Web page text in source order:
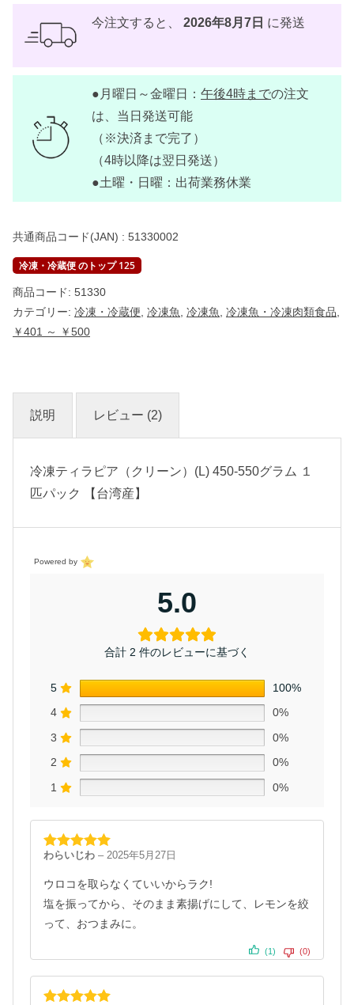
今注文すると、 2026年8月7日 に発送
●月曜日～金曜日： 午後4時までの注文
は、当日発送可能
（※決済まで完了）
（4時以降は翌日発送）
●土曜・日曜：出荷業務休業
共通商品コード(JAN) : 51330002
冷凍・冷蔵便 のトップ 125
商品コード: 51330
カテゴリー: 冷凍・冷蔵便 冷凍魚 冷凍魚 冷凍魚・冷凍肉類食品
￥401 ～ ￥500
説明 レビュー (2)
冷凍ティラピア（クリーン）(L) 450-550グラム １
匹パック 【台湾産】
Powered by
5.0
合計 2 件のレビューに基づく
5
100%
4
0%
3
0%
2
0%
1
0%
5段階中5の
わらいじわ – 2025年5月27日
ウロコを取らなくていいからラク!
塩を振ってから、そのまま素揚げにして、レモンを絞
って、おつまみに。
(1) (0)